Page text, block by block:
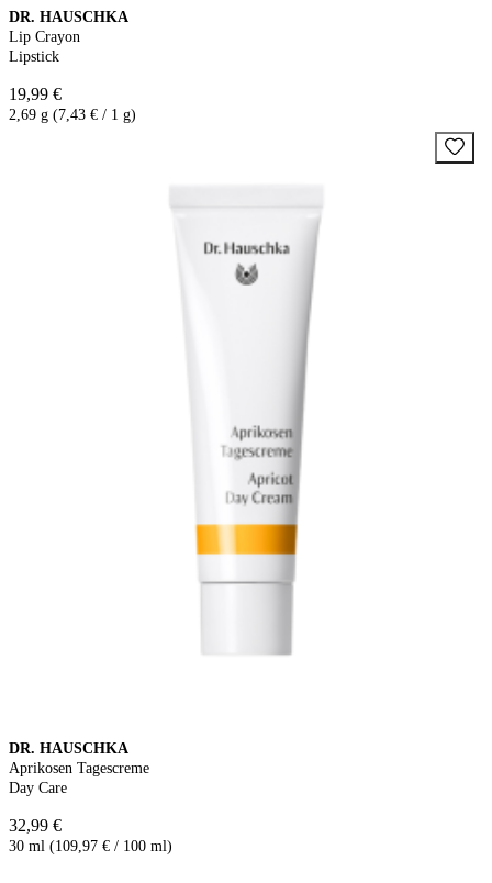
DR. HAUSCHKA
Lip Crayon
Lipstick
19,99 €
2,69 g (7,43 € / 1 g)
DR. HAUSCHKA
Aprikosen Tagescreme
Day Care
32,99 €
30 ml (109,97 € / 100 ml)